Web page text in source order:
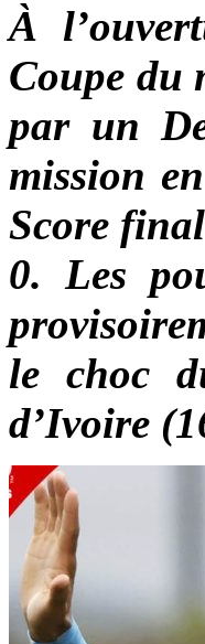
À
Coupe du
par un
mission
Score
0. Les
le choc
d’Ivoire